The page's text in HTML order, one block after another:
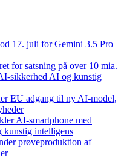
17. juli for Gemini 3.5 Pro
for satsning på over 10 mia.
sikkerhed AI og kunstig
EU adgang til ny AI-model,
AI-smartphone med
kunstig intelligens
prøveproduktion af